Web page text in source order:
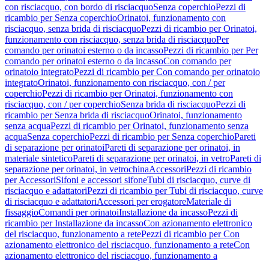
con risciacquo, con bordo di risciacquoSenza coperchioPezzi di
ricambio per Senza coperchioOrinatoi, funzionamento con
risciacquo, senza brida di risciacquoPezzi di ricambio per Orinatoi,
funzionamento con risciacquo, senza brida di risciacquoPer
comando per orinatoi esterno o da incassoPezzi di ricambio per Per
comando per orinatoi esterno o da incassoCon comando per
orinatoio integratoPezzi di ricambio per Con comando per orinatoio
integratoOrinatoi, funzionamento con risciacquo, con / per
coperchioPezzi di ricambio per Orinatoi, funzionamento con
risciacquo, con / per coperchioSenza brida di risciacquoPezzi di
ricambio per Senza brida di risciacquoOrinatoi, funzionamento
senza acquaPezzi di ricambio per Orinatoi, funzionamento senza
acquaSenza coperchioPezzi di ricambio per Senza coperchioPareti
di separazione per orinatoiPareti di separazione per orinatoi, in
materiale sinteticoPareti di separazione per orinatoi, in vetroPareti di
separazione per orinatoi, in vetrochinaAccessoriPezzi di ricambio
per AccessoriSifoni e accessori sifoneTubi di risciacquo, curve di
risciacquo e adattatoriPezzi di ricambio per Tubi di risciacquo, curve
di risciacquo e adattatoriAccessori per erogatoreMateriale di
fissaggioComandi per orinatoiInstallazione da incassoPezzi di
ricambio per Installazione da incassoCon azionamento elettronico
del risciacquo, funzionamento a retePezzi di ricambio per Con
azionamento elettronico del risciacquo, funzionamento a reteCon
azionamento elettronico del risciacquo, funzionamento a